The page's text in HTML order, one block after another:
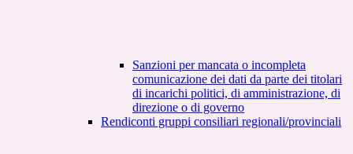
Sanzioni per mancata o incompleta
comunicazione dei dati da parte dei titolari
di incarichi politici, di amministrazione, di
direzione o di governo
Rendiconti gruppi consiliari regionali/provinciali